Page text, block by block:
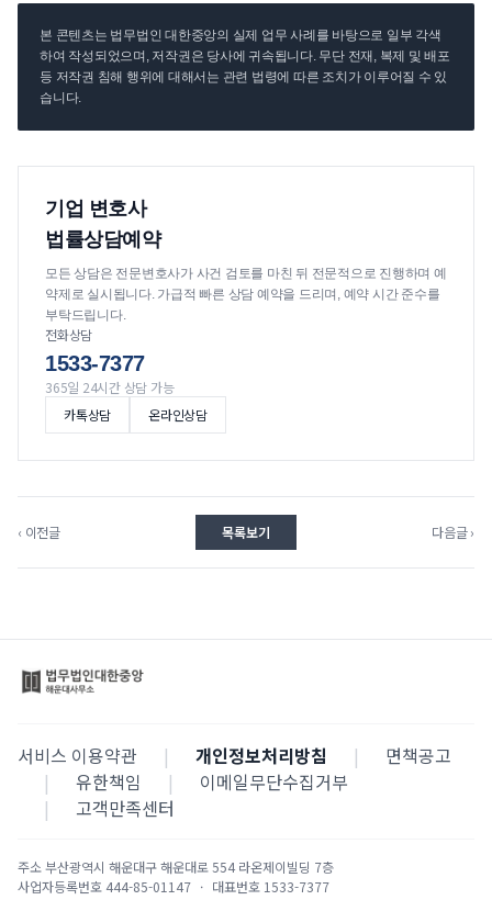
본 콘텐츠는 법무법인 대한중앙의 실제 업무 사례를 바탕으로 일부 각색
하여 작성되었으며, 저작권은 당사에 귀속됩니다. 무단 전재, 복제 및 배포
등 저작권 침해 행위에 대해서는 관련 법령에 따른 조치가 이루어질 수 있
습니다.
기업 변호사
법률상담예약
모든 상담은 전문변호사가 사건 검토를 마친 뒤 전문적으로 진행하며 예
약제로 실시됩니다. 가급적 빠른 상담 예약을 드리며, 예약 시간 준수를
부탁드립니다.
전화상담
1533-7377
365일 24시간 상담 가능
카톡상담
온라인상담
‹ 이전글 목록보기 다음글 ›
서비스 이용약관 | 개인정보처리방침 |
면책공고
|
유한책임 |
이메일무단수집거부
|
고객만족센터
주소부산광역시 해운대구 해운대로 554 라온제이빌딩 7층
사업자등록번호 444-85-01147 · 대표번호 1533-7377